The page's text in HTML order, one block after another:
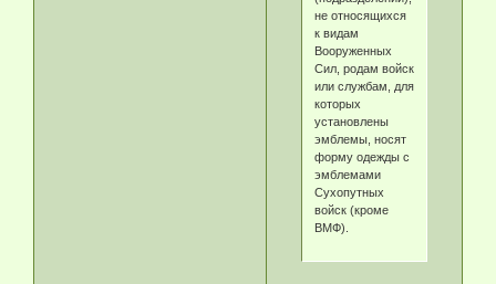
не относящихся
к видам
Вооруженных
Сил, родам войск
или службам, для
которых
установлены
эмблемы, носят
форму одежды с
эмблемами
Сухопутных
войск (кроме
ВМФ).